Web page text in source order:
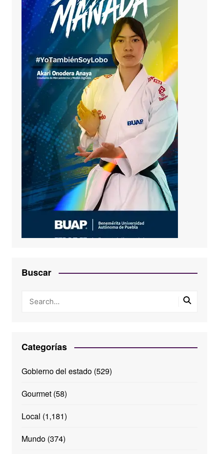
Buscar
Categorías
Gobierno del estado(529)
Gourmet(58)
Local (1,181)
Mundo(374)